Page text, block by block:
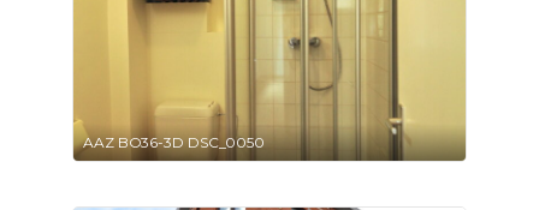
AAZ BO36-3D DSC_0050